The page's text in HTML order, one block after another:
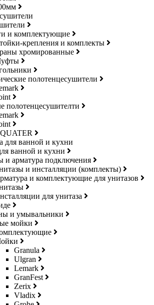
и комплектующие
крепления и комплекты
хромированные
полотенцесушители
полотенцесушителти
ванной и кухни
и арматура подключения
и инсталляции (комплекты)
и комплектующие для унитазов
для унитаза
и умывальники
мойки
Granula
Ulgran
Lemark
GranFest
Zerix
Vladix